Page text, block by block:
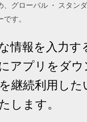
、グローバル ・ スタン
です。
情報を入力す
アプリをダ
継続利用し
します。